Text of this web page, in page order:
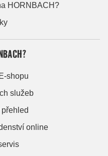
HORNBACH?
shopu
služeb
online